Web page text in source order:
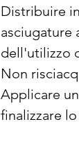
Distribuire
asciugature
dell'utilizzo
Non
Applicare
finalizzare